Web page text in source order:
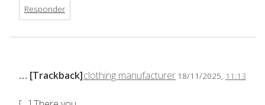
Responder
clothing manufacturer 18/11/2025, 11:13
… [Trackback]